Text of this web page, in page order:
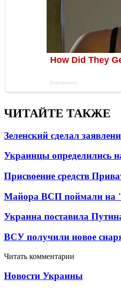
ЧИТАЙТЕ ТАКЖЕ
Зеленский сделал
Украинцы определились
Присвоение средств
Майора ВСП поймали на
Украина поставила
ВСУ получили новое
Читать комментарии
Новости Украины